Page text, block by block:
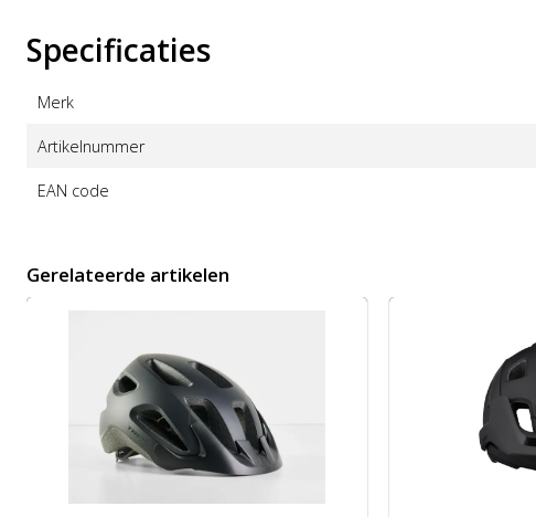
Specificaties
Merk
Artikelnummer
EAN code
Gerelateerde artikelen